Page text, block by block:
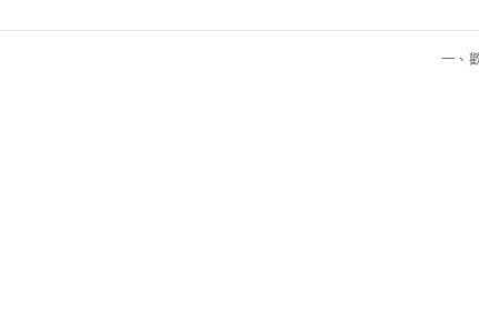
一、